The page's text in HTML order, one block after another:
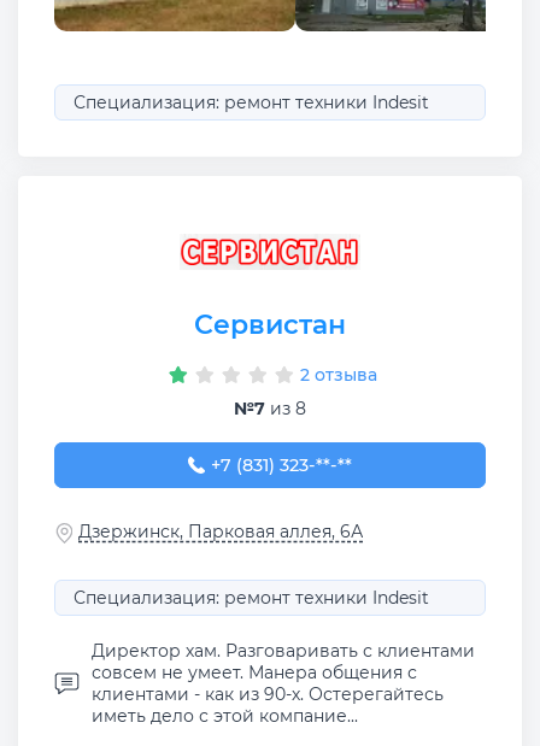
Специализация: ремонт техники Indesit
Сервистан
2 отзыва
№7 из 8
+7 (831) 323-13-75
+7 (831) 323-**-**
Дзержинск, Парковая аллея, 6А
Специализация: ремонт техники Indesit
Директор хам. Разговаривать с клиентами
совсем не умеет. Манера общения с
клиентами - как из 90-х. Остерегайтесь
иметь дело с этой компание...